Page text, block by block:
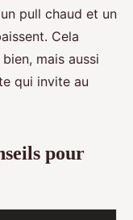
pull chaud et un
Cela
mais aussi
qui invite au
pour